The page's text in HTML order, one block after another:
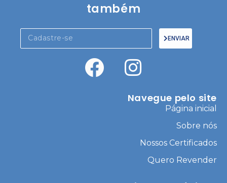
também
ENVIAR
Navegue pelo site
Página inicial
Sobre nós
Nossos Certificados
Quero Revender